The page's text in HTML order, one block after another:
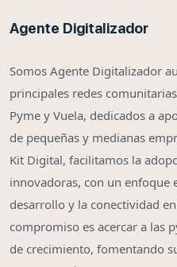
Agente Digitalizador
Somos Agente Digitalizador
principales redes
Pyme y Vuela, dedicados a
de pequeñas y medianas
Kit Digital, facilitamos la
innovadoras, con un enfoque
desarrollo y la conectividad
compromiso es acercar a las
de crecimiento, fomentando